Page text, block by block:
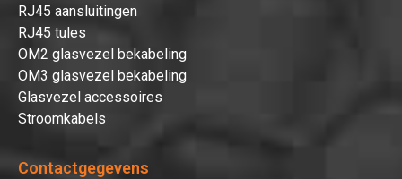
RJ45 aansluitingen
RJ45 tules
OM2 glasvezel bekabeling
OM3 glasvezel bekabeling
Glasvezel accessoires
Stroomkabels
Contactgegevens